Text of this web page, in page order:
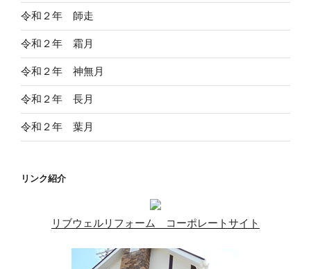
ジ
送
り
令和２年 師走
令和２年 霜月
令和２年 神無月
令和２年 長月
令和２年 葉月
リンク紹介
リブウェルリフォーム コーポレートサイト